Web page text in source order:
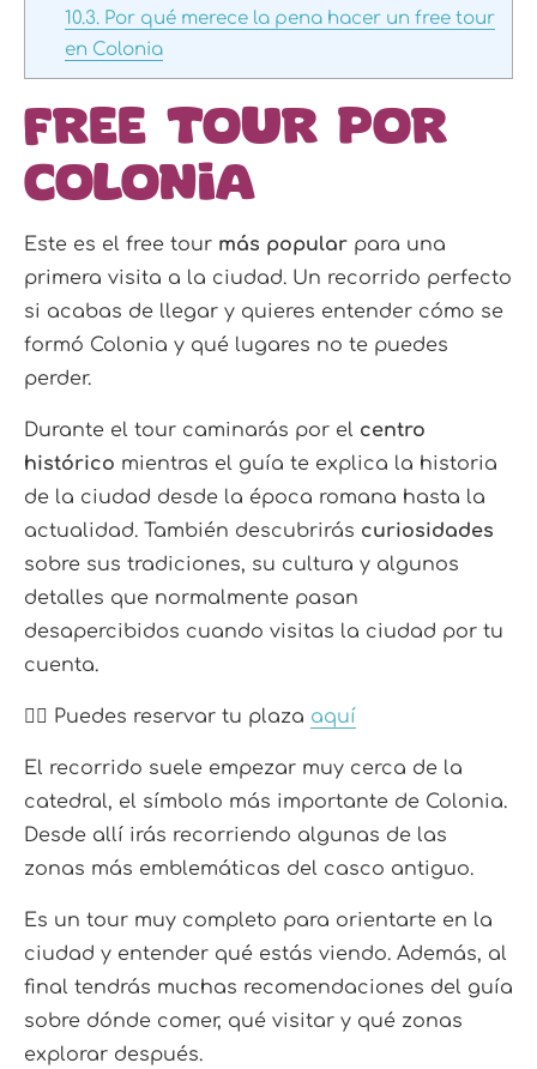
10.3.Por qué merece la pena hacer un free tour
en Colonia
Free tour por
Colonia
Este es el free tour más popular para una
primera visita a la ciudad. Un recorrido perfecto
si acabas de llegar y quieres entender cómo se
formó Colonia y qué lugares no te puedes
perder.
Durante el tour caminarás por el centro
histórico mientras el guía te explica la historia
de la ciudad desde la época romana hasta la
actualidad. También descubrirás curiosidades
sobre sus tradiciones, su cultura y algunos
detalles que normalmente pasan
desapercibidos cuando visitas la ciudad por tu
cuenta.
👉🏼 Puedes reservar tu plaza aquí
El recorrido suele empezar muy cerca de la
catedral, el símbolo más importante de Colonia.
Desde allí irás recorriendo algunas de las
zonas más emblemáticas del casco antiguo.
Es un tour muy completo para orientarte en la
ciudad y entender qué estás viendo. Además, al
final tendrás muchas recomendaciones del guía
sobre dónde comer, qué visitar y qué zonas
explorar después.